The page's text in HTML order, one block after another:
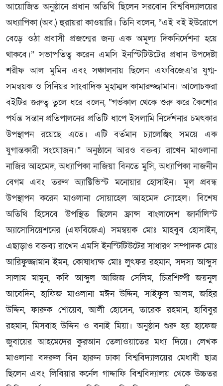
আয়োজিত অনুষ্ঠানে প্রধান অতিথি ছিলেন সরবোন বিশ্ববিদ্যালয়ের
অধ্যাপিকা (অব.) হুরায়রা কাওয়ারি। তিনি বলেন, “এই বই ইউরোপে
বেড়ে ওঠা প্রবাসী প্রজন্মের জন্য এক অমূল্য দিকনির্দেশনা হয়ে
থাকবে।” সভাপতিত্ব করেন এমসি ইনস্টিটিউটের প্রধান উপদেষ্টা
শরীফ আল মুমিন এবং সঞ্চালনায় ছিলেন এফবিজেএ’র যুগ্ম-
সমন্বয়ক ও সিনিয়র সাংবাদিক মুহাম্মদ কামারুজ্জামান। আলোচকরা
বইটির গুরুত্ব তুলে ধরে বলেন, “গর্ভকাল থেকে শুরু করে কৈশোর
পর্যন্ত সন্তান প্রতিপালনের প্রতিটি ধাপে ইসলামি নির্দেশনার চমৎকার
উপস্থাপন রয়েছে এতে। এটি বর্তমান চ্যালেঞ্জিং সময়ে এক
যুগান্তকারী সংযোজন।” অনুষ্ঠানে আরও বক্তব্য রাখেন মাওলানা
নাজির আহমেদ, অধ্যাপিকা নাজিয়া বিনতে মুসি, অধ্যাপিকা নাজনীন
বেগম এবং তরুণ অ্যাক্টিভিস্ট মনোয়ার হোসাইন। মূল প্রবন্ধ
উপস্থাপন করেন মাওলানা সোয়াহেল আহমেদ সোহেল। বিশেষ
অতিথি হিসেবে উপস্থিত ছিলেন ফ্রান্স বাংলাদেশ জার্নালিস্ট
অ্যাসোসিয়েশনের (এফবিজেএ) সমন্বয়ক মোঃ মাহবুব হোসাইন,
এছাড়াও বক্তব্য রাখেন এমসি ইনস্টিটিউটের সাধারণ সম্পাদক মোঃ
আরিফুজ্জামান ইমন, কোষাধ্যক্ষ মোঃ লুৎফর রহমান, সদস্য আব্দুস
সালাম মামুন, কবি আব্দুল আজিজ সেলিম, চিত্রশিল্পী জয়নুল
আবেদিন, হাফিজ মাওলানা মঈন উদ্দিন, সাইফুল আলম, জহির
উদ্দিন, ফারুক শোয়েব, আলী হোসেন, তারেক রহমান, হাবিবুর
রহমান, মিসবাহ উদ্দিন ও বনাই মিয়া। অনুষ্ঠান শুরু হয় হাফেজ
জুবায়ের আহমেদের কুরআন তেলাওয়াতের মধ্য দিয়ে। লেখক
মাওলানা বদরুল বিন হারুন ঢাকা বিশ্ববিদ্যালয়ের মেধাবী ছাত্র
ছিলেন এবং লিবিয়ার কর্নেল গাদ্দাফি বিশ্ববিদ্যালয় থেকে উচ্চতর